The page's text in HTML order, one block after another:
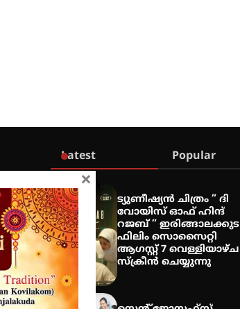
Latest Popular
ട്യുണീഷ്യൻ ചിത്രം ” ദി
വോയിസ് ഓഫ് ഹിന്ദ്
റജബ് ” ഇരിങ്ങാലക്കുട
ഫിലിം സൊസൈറ്റി
ആഗസ്റ്റ് 7 വെള്ളിയാഴ്ച
സ്‌ക്രീൻ ചെയ്യുന്നു
×